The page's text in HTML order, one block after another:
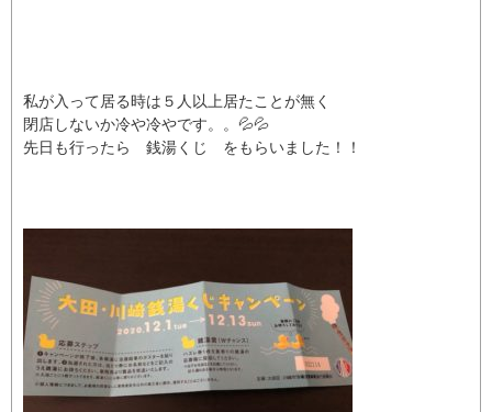
私が入って居る時は５人以上居たことが無く
閉店しないか冷や冷やです。。💦💦
先日も行ったら 銭湯くじ をもらいました！！